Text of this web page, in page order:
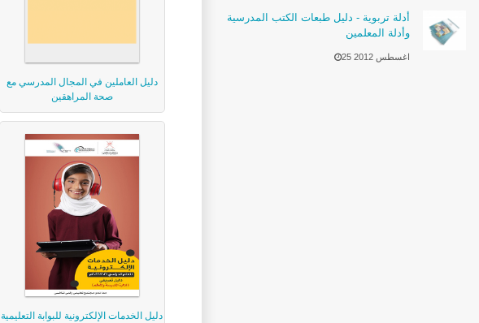
دليل العاملين في المجال المدرسي مع
صحة المراهقين
دليل الخدمات الإلكترونية للبوابة التعليمية
أدلة تربوية - دليل طبعات الكتب المدرسية
وأدلة المعلمين
25 اغسطس 2012